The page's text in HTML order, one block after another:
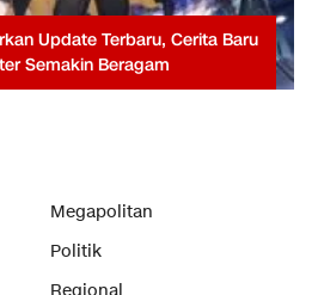
Update Terbaru, Cerita Baru
Semakin Beragam
Megapolitan
Politik